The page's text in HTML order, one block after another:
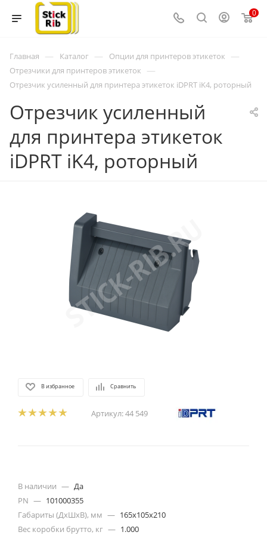
0
Главная — Каталог — Опции для принтеров этикеток —
Отрезчики для принтеров этикеток —
Отрезчик усиленный для принтера этикеток iDPRT iK4, роторный
Отрезчик усиленный
для принтера этикеток
iDPRT iK4, роторный
В избранное Сравнить
Артикул:44 549
В наличии — Да
PN — 101000355
Габариты (ДхШхВ), мм — 165x105x210
Вес коробки брутто, кг — 1.000